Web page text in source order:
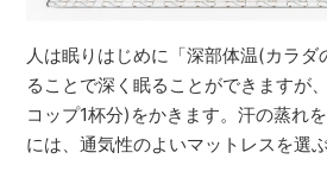
人は眠りはじめに「深部体温(カラ
ることで深く眠ることができますが
コップ1杯分)をかきます。汗の蒸れ
には、通気性のよいマットレスを選